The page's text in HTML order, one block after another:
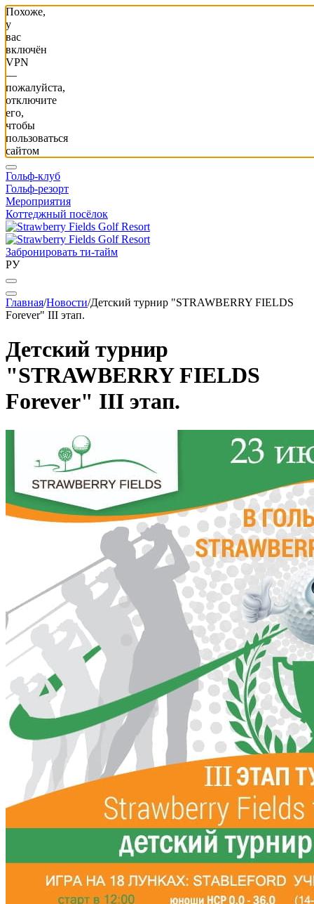
Похоже,
у
вас
включён
VPN
—
пожалуйста,
отключите
его,
чтобы
пользоваться
сайтом
Гольф-клуб
Гольф-резорт
Мероприятия
Коттеджный посёлок
Забронировать ти-тайм
РУ
Главная/Новости/Детский турнир "STRAWBERRY FIELDS
Forever" III этап.
Детский турнир
"STRAWBERRY FIELDS
Forever" III этап.